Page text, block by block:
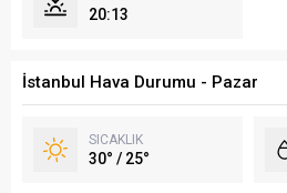
20:13
İstanbul Hava Durumu - Pazar
SICAKLIK
30° / 25°